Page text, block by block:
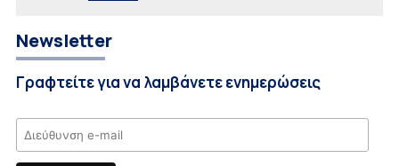
Newsletter
Γραφτείτε για να λαμβάνετε ενημερώσεις